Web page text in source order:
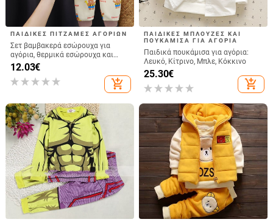
ΠΑΙΔΙΚΈΣ ΠΙΤΖΆΜΕΣ ΑΓΟΡΙΏΝ
Σετ βαμβακερά εσώρουχα για
αγόρια, θερμικά εσώρουχα και
παντελόνια, ζεστά ρούχα σπιτιού
για κορίτσια, παιδικά ρούχα
φθινόπωρο-χειμώνα, παιδικά
12.03€
add_shopping_cart
ΠΑΙΔΙΚΈΣ ΜΠΛΟΎΖΕΣ ΚΑΙ
ΠΟΥΚΆΜΙΣΑ ΓΙΑ ΑΓΌΡΙΑ
Παιδικά πουκάμισα για αγόρια:
Λευκό, Κίτρινο, Μπλε, Κόκκινο
25.30€
add_shopping_cart